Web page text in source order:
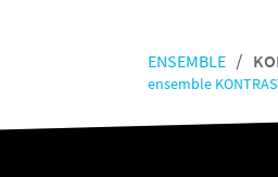
ENSEMBLE
ensemble